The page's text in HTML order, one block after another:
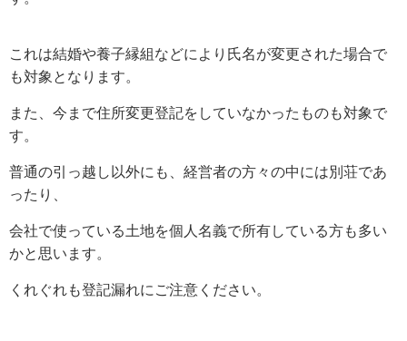
これは結婚や養子縁組などにより氏名が変更された場合で
も対象となります。
また、今まで住所変更登記をしていなかったものも対象で
す。
普通の引っ越し以外にも、経営者の方々の中には別荘であ
ったり、
会社で使っている土地を個人名義で所有している方も多い
かと思います。
くれぐれも登記漏れにご注意ください。